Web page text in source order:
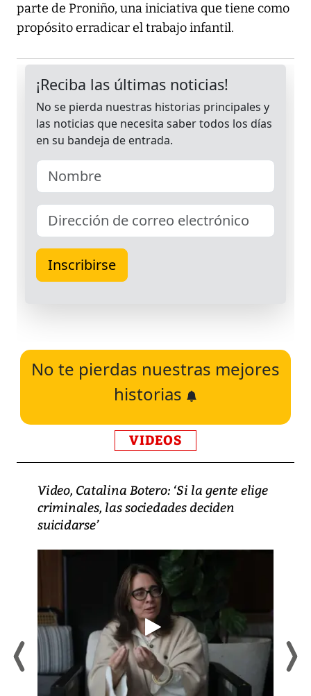
parte de Proniño, una iniciativa que tiene como
propósito erradicar el trabajo infantil.
No te pierdas nuestras mejores
historias
VIDEOS
Video, Catalina Botero: ‘Si la gente elige
criminales, las sociedades deciden
suicidarse’